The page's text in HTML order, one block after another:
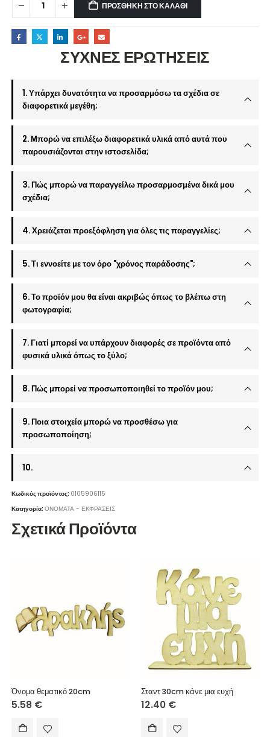
ΠΡΟΣΘΉΚΗ ΣΤΟ ΚΑΛΆΘΙ
ΣΥΧΝΕΣ ΕΡΩΤΗΣΕΙΣ
1. Υπάρχει δυνατότητα να προσαρμόσω τα σχέδια σε
διαφορετικά μεγέθη;
2. Μπορώ να επιλέξω διαφορετικά υλικά από αυτά που
παρουσιάζονται στην ιστοσελίδα;
3. Πώς μπορώ να παραγγείλω προσαρμοσμένα δικά μου
σχέδια;
4. Χρειάζεται προεξόφληση για όλες τις παραγγελίες;
5. Τι εννοείτε με τον όρο "χρόνος παράδοσης";
6. Το προϊόν μου θα είναι ακριβώς όπως το βλέπω στη
φωτογραφία;
7. Γιατί μπορεί να υπάρχουν διαφορές σε προϊόντα από
φυσικά υλικά όπως το ξύλο;
8. Πώς μπορεί να προσωποποιηθεί το προϊόν μου;
9. Ποια στοιχεία μπορώ να προσθέσω για
προσωποποίηση;
10.
Κωδικός προϊόντος: 0105906115
Κατηγορία:ΟΝΟΜΑΤΑ - ΕΚΦΡΑΣΕΙΣ
Σχετικά Προϊόντα
Όνομα θεματικό 20cm
5.58 €
Σταντ 30cm κάνε μια ευχή
12.40 €